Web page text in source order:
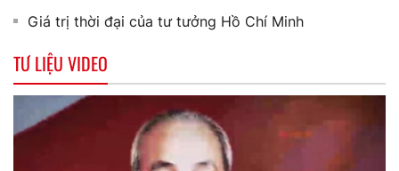
Giá trị thời đại của tư tưởng Hồ Chí Minh
TƯ LIỆU VIDEO